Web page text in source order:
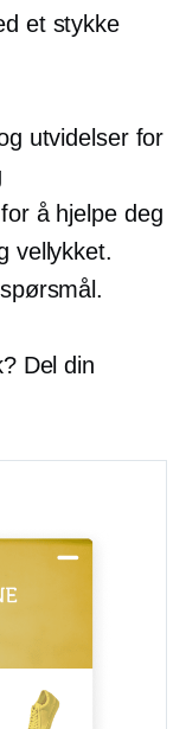
et stykke
utvidelser for
å hjelpe deg
vellykket.
Del din